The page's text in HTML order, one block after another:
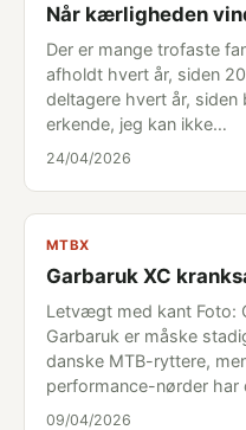
Når kærligheden
Der er mange trofaste
afholdt hvert år, siden
deltagere hvert år, siden
erkende, jeg kan ikke…
24/04/2026
MTBX
Garbaruk XC
Letvægt med kant Foto:
Garbaruk er måske
danske MTB-ryttere,
performance-nørder har
09/04/2026